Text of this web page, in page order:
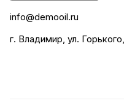
info@demooil.ru
г. Владимир, ул.